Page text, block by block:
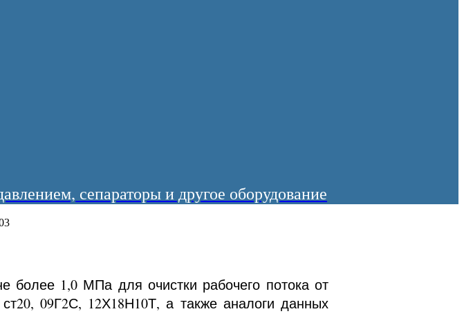
сепараторы и другое оборудование
более 1,0 МПа для очистки рабочего потока от
09Г2С, 12Х18Н10Т, а также аналоги данных